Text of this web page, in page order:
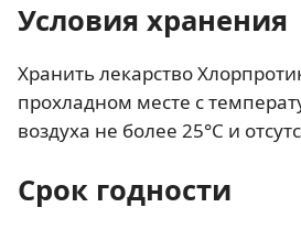
Условия хранения
Хранить лекарство
прохладном месте с
воздуха не более 25°C и
Срок годности